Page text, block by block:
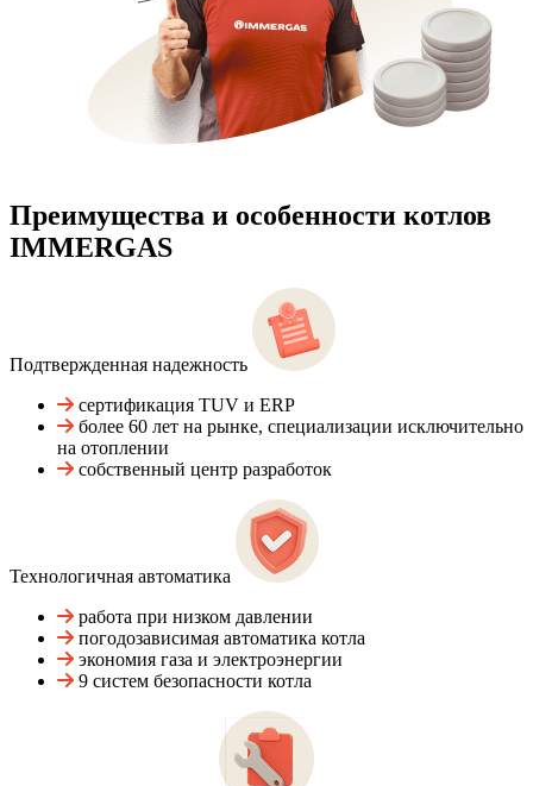
Преимущества и особенности котлов
IMMERGAS
Подтвержденная надежность
сертификация TUV и ERP
более 60 лет на рынке, специализации исключительно
на отоплении
собственный центр разработок
Технологичная автоматика
работа при низком давлении
погодозависимая автоматика котла
экономия газа и электроэнергии
9 систем безопасности котла